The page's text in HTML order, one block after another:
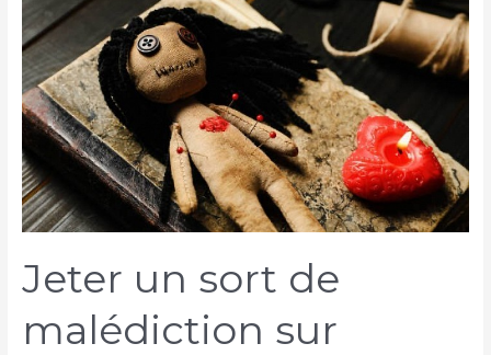
Jeter un sort de
malédiction sur